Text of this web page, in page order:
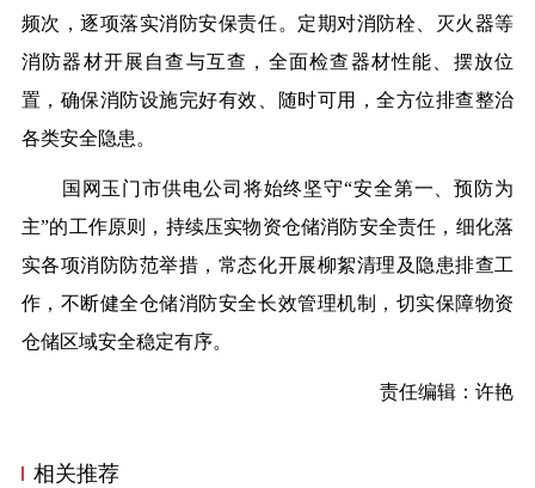
频次，逐项落实消防安保责任。定期对消防栓、灭火器等
消防器材开展自查与互查，全面检查器材性能、摆放位
置，确保消防设施完好有效、随时可用，全方位排查整治
各类安全隐患。
国网玉门市供电公司将始终坚守“安全第一、预防为
主”的工作原则，持续压实物资仓储消防安全责任，细化落
实各项消防防范举措，常态化开展柳絮清理及隐患排查工
作，不断健全仓储消防安全长效管理机制，切实保障物资
仓储区域安全稳定有序。
责任编辑：许艳
相关推荐